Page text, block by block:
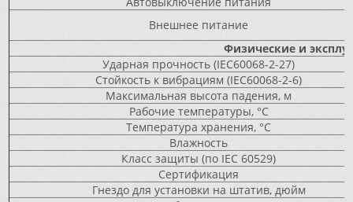
Внешнее питание
Физические и
Ударная прочность (IEC60068-2-27)
Стойкость к вибрациям (IEC60068-2-6)
Максимальная высота падения, м
Рабочие температуры, °C
Температура хранения, °С
Влажность
Класс защиты (по IEC 60529)
Сертификация
Гнездо для установки на штатив, дюйм